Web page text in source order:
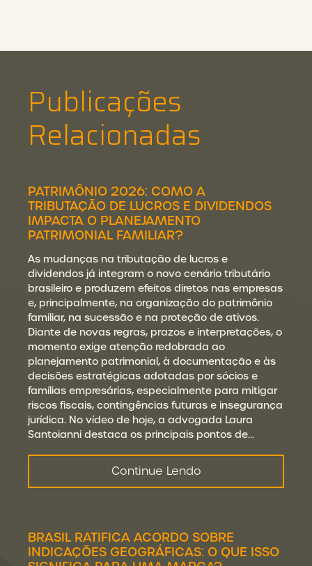
Publicações
Relacionadas
PATRIMÔNIO 2026: COMO A
TRIBUTAÇÃO DE LUCROS E DIVIDENDOS
IMPACTA O PLANEJAMENTO
PATRIMONIAL FAMILIAR?
As mudanças na tributação de lucros e
dividendos já integram o novo cenário tributário
brasileiro e produzem efeitos diretos nas empresas
e, principalmente, na organização do patrimônio
familiar, na sucessão e na proteção de ativos.
Diante de novas regras, prazos e interpretações, o
momento exige atenção redobrada ao
planejamento patrimonial, à documentação e às
decisões estratégicas adotadas por sócios e
famílias empresárias, especialmente para mitigar
riscos fiscais, contingências futuras e insegurança
jurídica. No vídeo de hoje, a advogada Laura
Santoianni destaca os principais pontos de…
Continue Lendo
BRASIL RATIFICA ACORDO SOBRE
INDICAÇÕES GEOGRÁFICAS: O QUE ISSO